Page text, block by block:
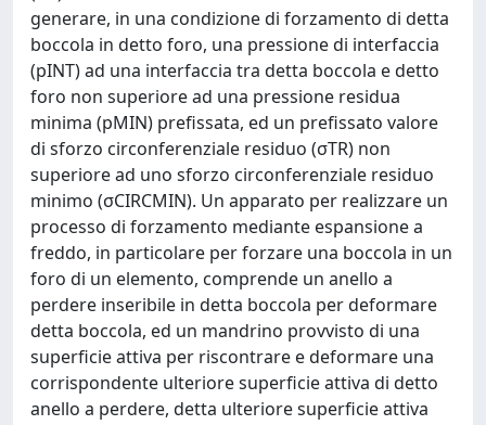
generare, in una condizione di forzamento di detta
boccola in detto foro, una pressione di interfaccia
(pINT) ad una interfaccia tra detta boccola e detto
foro non superiore ad una pressione residua
minima (pMIN) prefissata, ed un prefissato valore
di sforzo circonferenziale residuo (σTR) non
superiore ad uno sforzo circonferenziale residuo
minimo (σCIRCMIN). Un apparato per realizzare un
processo di forzamento mediante espansione a
freddo, in particolare per forzare una boccola in un
foro di un elemento, comprende un anello a
perdere inseribile in detta boccola per deformare
detta boccola, ed un mandrino provvisto di una
superficie attiva per riscontrare e deformare una
corrispondente ulteriore superficie attiva di detto
anello a perdere, detta ulteriore superficie attiva